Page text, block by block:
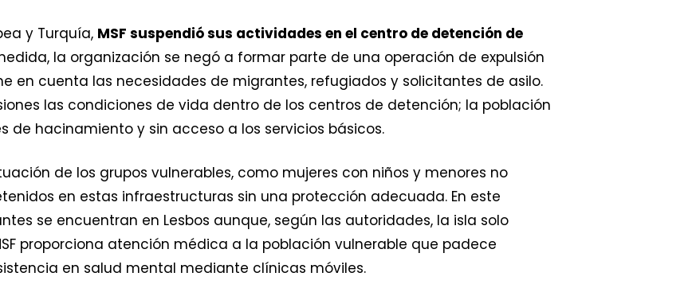
y Turquía, MSF suspendió sus actividades en el centro de detención de
la organización se negó a formar parte de una operación de expulsión
en cuenta las necesidades de migrantes, refugiados y solicitantes de asilo.
las condiciones de vida dentro de los centros de detención; la población
de hacinamiento y sin acceso a los servicios básicos.
de los grupos vulnerables, como mujeres con niños y menores no
en estas infraestructuras sin una protección adecuada. En este
se encuentran en Lesbos aunque, según las autoridades, la isla solo
proporciona atención médica a la población vulnerable que padece
en salud mental mediante clínicas móviles.